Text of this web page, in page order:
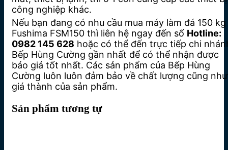
công nghiệp khác.
Nếu bạn đang có nhu cầu mua máy làm đá 150 kg
Fushima FSM150 thì liên hệ ngay đến số Hotline:
0982 145 628 hoặc có thể đến trực tiếp chi
Bếp Hùng Cường gần nhất để có thể nhận được
báo giá tốt nhất. Các sản phẩm của Bếp Hùng
Cường luôn luôn đảm bảo về chất lượng cũng như
giá thành của sản phẩm.
Sản phẩm tương tự